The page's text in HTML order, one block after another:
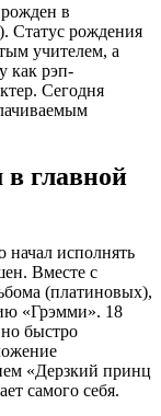
в
Статус рождения
учителем, а
как рэп-
Сегодня
главной
начал исполнять
Вместе с
(платиновых),
«Грэмми». 18
быстро
«Дерзкий принц
самого себя.